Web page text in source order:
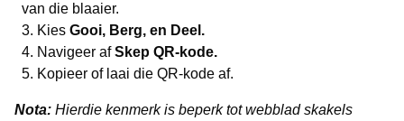
van die blaaier.
Kies Gooi, Berg, en Deel.
Navigeer afSkep QR-kode.
Kopieer of laai die QR-kode af.
Nota: Hierdie kenmerk is beperk tot webblad skakels